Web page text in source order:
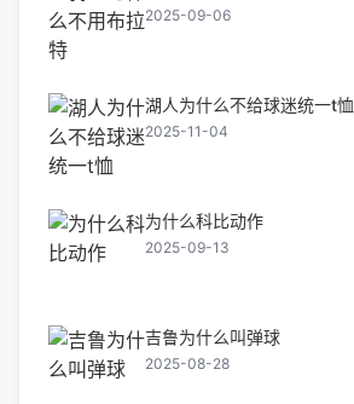
2025-09-06
湖人为什么不给球迷统一t恤
2025-11-04
为什么科比动作
2025-09-13
吉鲁为什么叫弹球
2025-08-28